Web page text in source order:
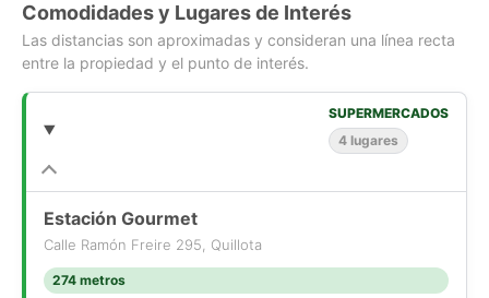
Comodidades y Lugares de Interés
Las distancias son aproximadas y consideran una línea recta
entre la propiedad y el punto de interés.
SUPERMERCADOS
4 lugares
Estación Gourmet
Calle Ramón Freire 295, Quillota
274 metros